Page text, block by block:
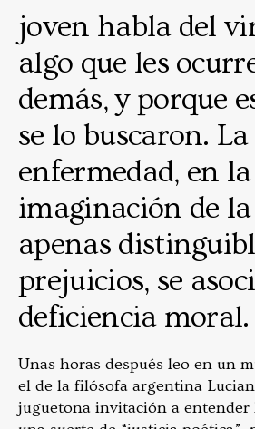
joven habla del
algo que les
demás, y porque
se lo buscaron. La
enfermedad, en la
imaginación de
apenas
prejuicios, se
deficiencia moral.
Unas horas después leo en un
el de la filósofa argentina
juguetona invitación a entender